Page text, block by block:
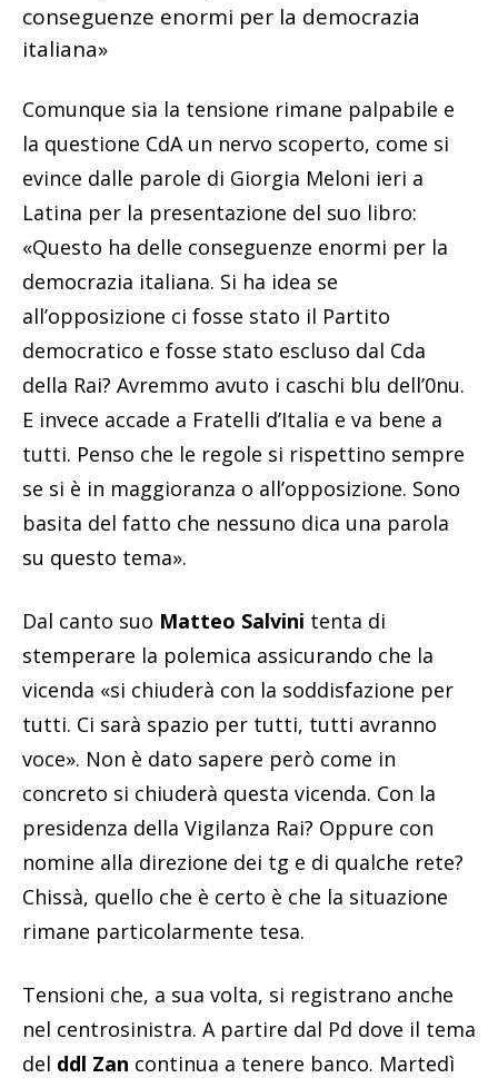
conseguenze enormi per la democrazia
italiana»
Comunque sia la tensione rimane palpabile e
la questione CdA un nervo scoperto, come si
evince dalle parole di Giorgia Meloni ieri a
Latina per la presentazione del suo libro:
«Questo ha delle conseguenze enormi per la
democrazia italiana. Si ha idea se
all’opposizione ci fosse stato il Partito
democratico e fosse stato escluso dal Cda
della Rai? Avremmo avuto i caschi blu dell’0nu.
E invece accade a Fratelli d’Italia e va bene a
tutti. Penso che le regole si rispettino sempre
se si è in maggioranza o all’opposizione. Sono
basita del fatto che nessuno dica una parola
su questo tema».
Dal canto suo Matteo Salvini tenta di
stemperare la polemica assicurando che la
vicenda «si chiuderà con la soddisfazione per
tutti. Ci sarà spazio per tutti, tutti avranno
voce». Non è dato sapere però come in
concreto si chiuderà questa vicenda. Con la
presidenza della Vigilanza Rai? Oppure con
nomine alla direzione dei tg e di qualche rete?
Chissà, quello che è certo è che la situazione
rimane particolarmente tesa.
Tensioni che, a sua volta, si registrano anche
nel centrosinistra. A partire dal Pd dove il tema
del ddl Zan continua a tenere banco. Martedì